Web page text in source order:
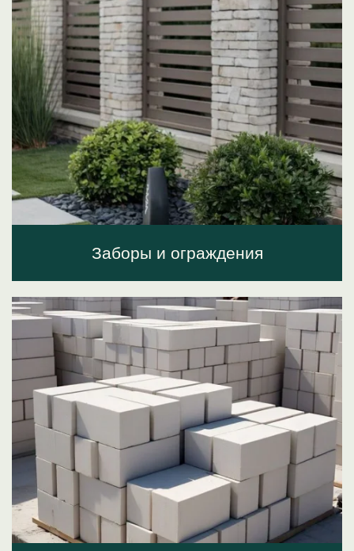
Заборы и ограждения